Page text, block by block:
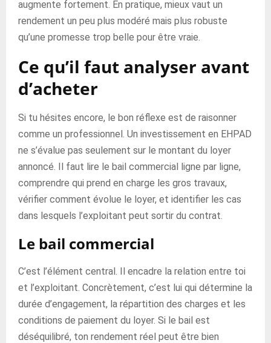
augmente fortement. En pratique, mieux vaut un
rendement un peu plus modéré mais plus robuste
qu’une promesse trop belle pour être vraie.
Ce qu’il faut analyser avant
d’acheter
Si tu hésites encore, le bon réflexe est de raisonner
comme un professionnel. Un investissement en EHPAD
ne s’évalue pas seulement sur le montant du loyer
annoncé. Il faut lire le bail commercial ligne par ligne,
comprendre qui prend en charge les gros travaux,
vérifier comment évolue le loyer, et identifier les cas
dans lesquels l’exploitant peut sortir du contrat.
Le bail commercial
C’est l’élément central. Il encadre la relation entre toi
et l’exploitant. Concrètement, c’est lui qui détermine la
durée d’engagement, la répartition des charges et les
conditions de paiement du loyer. Si le bail est
déséquilibré, ton rendement réel peut être bien